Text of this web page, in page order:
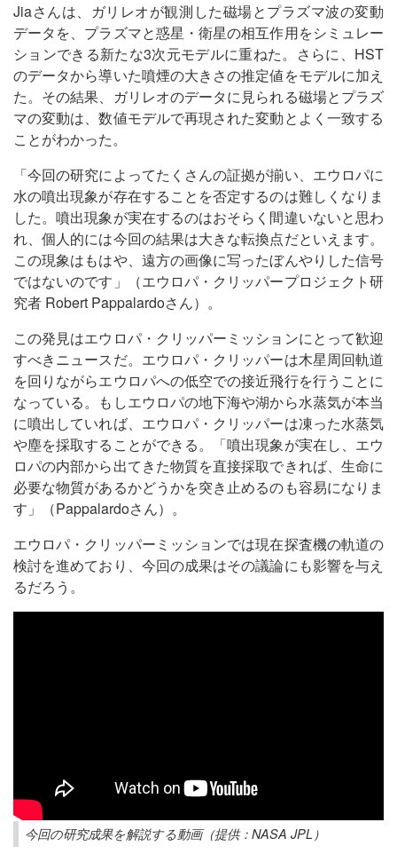
Jiaさんは、ガリレオが観測した磁場とプラズマ波の変動
データを、プラズマと惑星・衛星の相互作用をシミュレー
ションできる新たな3次元モデルに重ねた。さらに、HST
のデータから導いた噴煙の大きさの推定値をモデルに加え
た。その結果、ガリレオのデータに見られる磁場とプラズ
マの変動は、数値モデルで再現された変動とよく一致する
ことがわかった。
「今回の研究によってたくさんの証拠が揃い、エウロパに
水の噴出現象が存在することを否定するのは難しくなりま
した。噴出現象が実在するのはおそらく間違いないと思わ
れ、個人的には今回の結果は大きな転換点だといえます。
この現象はもはや、遠方の画像に写ったぼんやりした信号
ではないのです」（エウロパ・クリッパープロジェクト研
究者 Robert Pappalardoさん）。
この発見はエウロパ・クリッパーミッションにとって歓迎
すべきニュースだ。エウロパ・クリッパーは木星周回軌道
を回りながらエウロパへの低空での接近飛行を行うことに
なっている。もしエウロパの地下海や湖から水蒸気が本当
に噴出していれば、エウロパ・クリッパーは凍った水蒸気
や塵を採取することができる。「噴出現象が実在し、エウ
ロパの内部から出てきた物質を直接採取できれば、生命に
必要な物質があるかどうかを突き止めるのも容易になりま
す」（Pappalardoさん）。
エウロパ・クリッパーミッションでは現在探査機の軌道の
検討を進めており、今回の成果はその議論にも影響を与え
るだろう。
今回の研究成果を解説する動画（提供：NASA JPL）